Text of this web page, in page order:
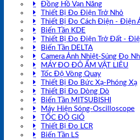
Đồng Hồ Vạn Năng
Thiết Bị Đo Điện Trở Nhỏ
Thiết Bị Đo Cách Điện - Điện
Biến Tần KDE
Thiết Bị Đo Điện Trở Đất -
Biến Tần DELTA
Camera Ảnh Nhiệt-Súng Đo
MÁY ĐO ĐỘ ẨM VẬT LIỆU
Tốc Độ Vòng Quay
Thiết Bị Đo Bức Xạ-Phóng Xạ
Thiết Bị Đo Dòng Dò
Biến Tần MITSUBISHI
Máy Hiện Sóng-Oscilloscope
TỐC ĐỘ GIÓ
Thiết Bị Đo LCR
Biến Tần LS